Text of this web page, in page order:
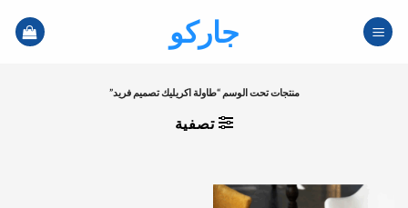
للمحتوى
جاركو
منتجات تحت الوسم “طاولة اكريليك تصميم فريد”
تصفية